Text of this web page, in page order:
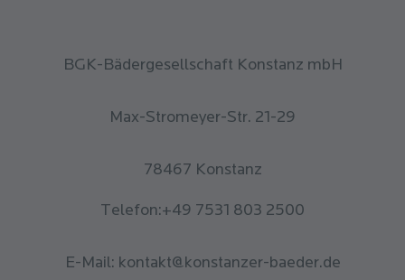
BGK-Bädergesellschaft Konstanz mbH
Max-Stromeyer-Str. 21-29
78467 Konstanz
Telefon:+49 7531 803 2500
E-Mail: kontakt@konstanzer-baeder.de